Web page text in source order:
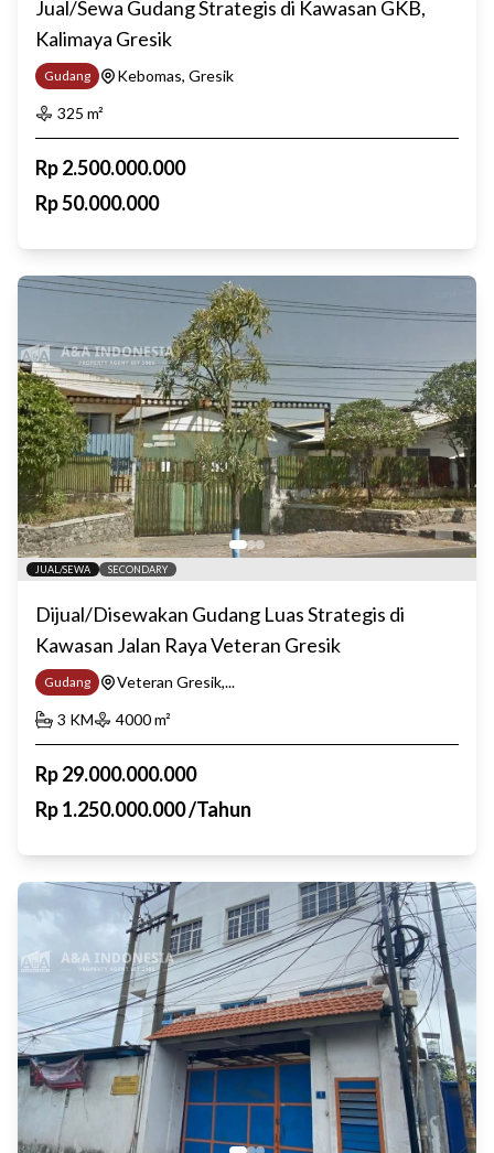
Jual/Sewa Gudang Strategis di Kawasan GKB,
Kalimaya Gresik
Gudang
Kebomas, Gresik
325 m²
Rp2.500.000.000
Rp50.000.000
JUAL/SEWA SECONDARY
Dijual/Disewakan Gudang Luas Strategis di
Kawasan Jalan Raya Veteran Gresik
Gudang
Veteran Gresik,...
3 KM 4000m²
Rp29.000.000.000
Rp1.250.000.000/Tahun